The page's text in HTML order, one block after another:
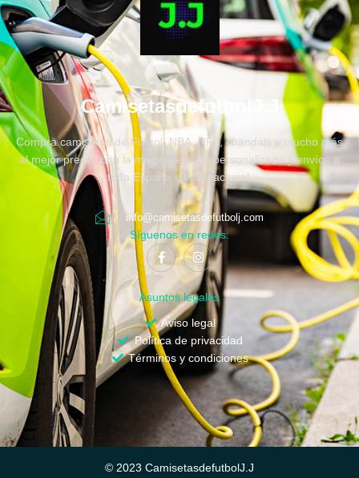
CamisetasdefutbolJ.J
Compra camisetas de Fútbol, NBA, NFL, chandals y mucho más
al mejor precio, con la mejor atención personalizada y envíos a
toda España e internacional.
info@camisetasdefutbolj.com
Síguenos en redes:
Asuntos legales
Aviso legal
Política de privacidad
Términos y condiciones
© 2023 CamisetasdefutbolJ.J